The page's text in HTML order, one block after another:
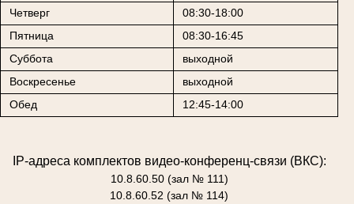
Четверг
08:30-18:00
Пятница
08:30-16:45
Суббота
выходной
Воскресенье
выходной
Обед
12:45-14:00
IP-адреса комплектов видео-конференц-связи (ВКС):
10.8.60.50 (зал № 111)
10.8.60.52 (зал № 114)